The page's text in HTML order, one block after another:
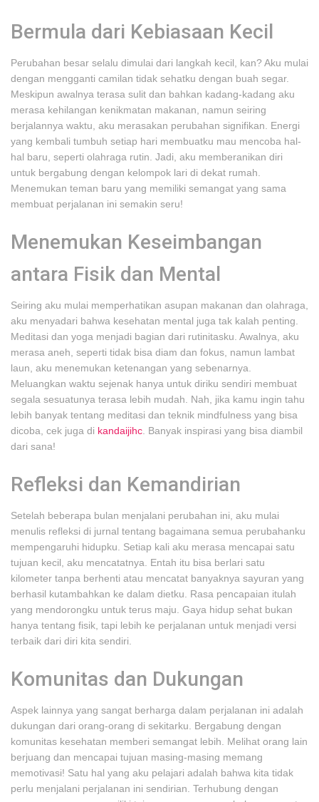
Bermula dari Kebiasaan Kecil
Perubahan besar selalu dimulai dari langkah kecil, kan? Aku mulai
dengan mengganti camilan tidak sehatku dengan buah segar.
Meskipun awalnya terasa sulit dan bahkan kadang-kadang aku
merasa kehilangan kenikmatan makanan, namun seiring
berjalannya waktu, aku merasakan perubahan signifikan. Energi
yang kembali tumbuh setiap hari membuatku mau mencoba hal-
hal baru, seperti olahraga rutin. Jadi, aku memberanikan diri
untuk bergabung dengan kelompok lari di dekat rumah.
Menemukan teman baru yang memiliki semangat yang sama
membuat perjalanan ini semakin seru!
Menemukan Keseimbangan
antara Fisik dan Mental
Seiring aku mulai memperhatikan asupan makanan dan olahraga,
aku menyadari bahwa kesehatan mental juga tak kalah penting.
Meditasi dan yoga menjadi bagian dari rutinitasku. Awalnya, aku
merasa aneh, seperti tidak bisa diam dan fokus, namun lambat
laun, aku menemukan ketenangan yang sebenarnya.
Meluangkan waktu sejenak hanya untuk diriku sendiri membuat
segala sesuatunya terasa lebih mudah. Nah, jika kamu ingin tahu
lebih banyak tentang meditasi dan teknik mindfulness yang bisa
dicoba, cek juga di kandaijihc . Banyak inspirasi yang bisa diambil
dari sana!
Refleksi dan Kemandirian
Setelah beberapa bulan menjalani perubahan ini, aku mulai
menulis refleksi di jurnal tentang bagaimana semua perubahanku
mempengaruhi hidupku. Setiap kali aku merasa mencapai satu
tujuan kecil, aku mencatatnya. Entah itu bisa berlari satu
kilometer tanpa berhenti atau mencatat banyaknya sayuran yang
berhasil kutambahkan ke dalam dietku. Rasa pencapaian itulah
yang mendorongku untuk terus maju. Gaya hidup sehat bukan
hanya tentang fisik, tapi lebih ke perjalanan untuk menjadi versi
terbaik dari diri kita sendiri.
Komunitas dan Dukungan
Aspek lainnya yang sangat berharga dalam perjalanan ini adalah
dukungan dari orang-orang di sekitarku. Bergabung dengan
komunitas kesehatan memberi semangat lebih. Melihat orang lain
berjuang dan mencapai tujuan masing-masing memang
memotivasi! Satu hal yang aku pelajari adalah bahwa kita tidak
perlu menjalani perjalanan ini sendirian. Terhubung dengan